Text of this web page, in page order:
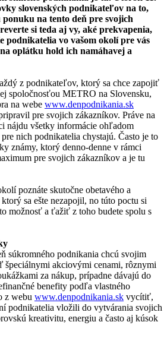
slovenských podnikateľov na to,
na tento deň pre svojich
si teda aj vy, aké prekvapenia,
podnikatelia vo vašom okolí pre vás
oplátku hold ich namáhavej a
z podnikateľov, ktorý sa chce zapojiť
spoločnosťou METRO na Slovensku,
na webe www.denpodnikania.sk
pre svojich zákazníkov. Práve na
nájdu všetky informácie ohľadom
nich podnikatelia chystajú. Často je to
známy, ktorý denno-denne v rámci
pre svojich zákazníkov a je tu
poznáte skutočne obetavého a
sa ešte nezapojil, no túto poctu si
možnosť a ťažiť z toho budete spolu s
súkromného podnikania chcú svojim
špeciálnymi akciovými cenami, rôznymi
za nákup, prípadne dávajú do
benefity podľa vlastného
z webu www.denpodnikania.sk vycítiť,
podnikatelia vložili do vytvárania svojich
kreativitu, energiu a často aj kúsok